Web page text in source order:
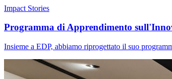
Impact Stories
Programma di Apprendimento
Insieme a EDP, abbiamo riprogettato il suo